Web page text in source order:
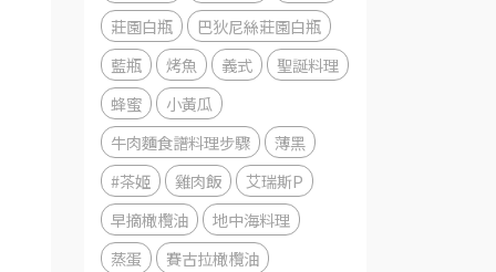
莊園白瓶
巴狄尼絲莊園白瓶
藍瓶
烤魚 義式
聖誕料理
蜂蜜
小黃瓜
牛肉麵食譜料理步驟
薄黑
#茶姬
雞肉飯
艾瑞斯P
早摘橄欖油
地中海料理
蒸蛋
賽古拉橄欖油